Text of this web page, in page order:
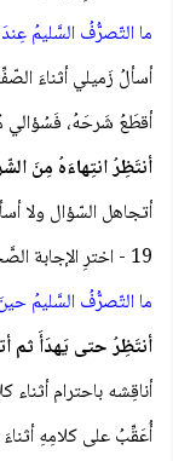
ما التّصرُّفُ السَّليمُ
أسألُ زَميلي أثناءَ
أقطَعُ شَرحَهُ،
أنتَظِرُ انتِهاءَهُ مِنَ
أتجاهل السّؤال ولا
19 - اخترِ الإجابة الصَّحيحَـة:
ما التّصرُّفُ السَّليمُ
أنتَظِرُ حتى يَهدَأَ ثم
أناقِشه باحترام أثناء
أُعَقِّبُ على كلامِهِ